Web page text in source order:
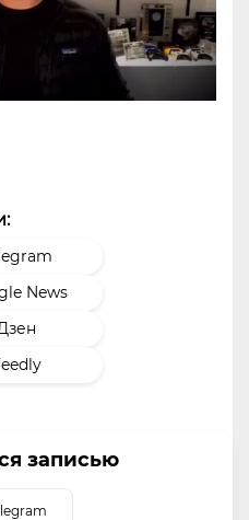
News
записью